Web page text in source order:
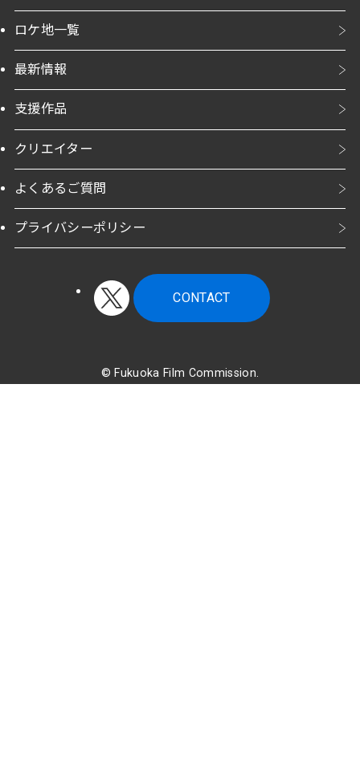
ロケ地一覧
最新情報
支援作品
クリエイター
よくあるご質問
プライバシーポリシー
CONTACT
© Fukuoka Film Commission.